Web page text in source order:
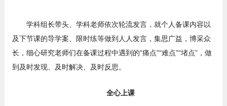
学科组长带头、学科老师依次轮流发言，就个人备课内容以
及下节课的导学案、限时练等做到人人发言，集思广益，博采众
长，细心研究老师们在备课过程中遇到的“痛点”“难点”“堵点”，做
到及时发现、及时解决、及时反思。
全心上课